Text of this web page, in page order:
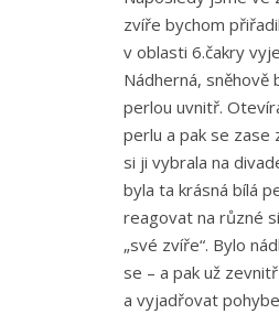
zvíře bychom
v oblasti 6.čakry
Nádherná, sněhově
perlou uvnitř.
perlu a pak se zase
si ji vybrala na
byla ta krásná bílá
reagovat na různé
„své zvíře“. Bylo
se – a pak už
a vyjadřovat